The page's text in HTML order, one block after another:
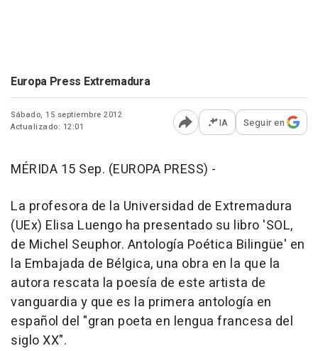
Europa Press Extremadura
Sábado, 15 septiembre 2012
Actualizado: 12:01
Abrir opciones para
IA Seguir en
MÉRIDA 15 Sep. (EUROPA PRESS) -
La profesora de la Universidad de Extremadura
(UEx) Elisa Luengo ha presentado su libro 'SOL,
de Michel Seuphor. Antología Poética Bilingüe' en
la Embajada de Bélgica, una obra en la que la
autora rescata la poesía de este artista de
vanguardia y que es la primera antología en
español del "gran poeta en lengua francesa del
siglo XX".